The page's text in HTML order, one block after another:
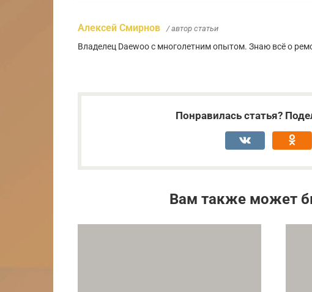
Алексей Смирнов / автор статьи
Владелец Daewoo с многолетним опытом. Знаю всё о
Понравилась статья?
Вам также может